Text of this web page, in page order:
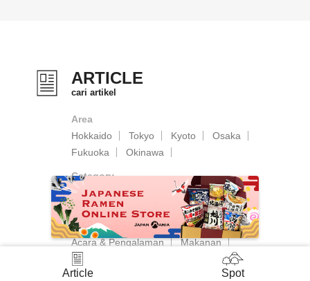
ARTICLE
cari artikel
Area
Hokkaido
Tokyo Kyoto
Osaka
Fukuoka
Okinawa
Category
Budaya & Tradisi Jepang
Tempat Wisata dan Pemandangan
Alam & Pemandangan
Acara & Pengalaman
Makanan
Perbelanjaan
Article Spot